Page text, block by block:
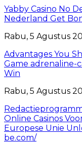
Yabby Casino No
Nederland Get
Rabu, 5 Agustus
Advantages You
Game adrenaline-
Win
Rabu, 5 Agustus
Online Casinos
Europese Unie
be.com/